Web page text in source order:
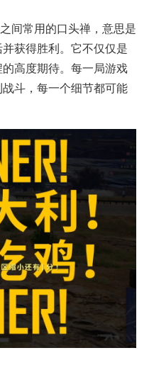
间常用的口头禅，意思是
获得胜利。它不仅仅是
高度期待。每一局游戏
斗，每一个细节都可能